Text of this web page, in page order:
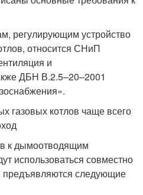
регулирующим устройство
относится СНиП
и
ДБН В.2.5–20–2001
газовых котлов чаще всего
к дымоотводящим
использоваться совместно
предъявляются следующие